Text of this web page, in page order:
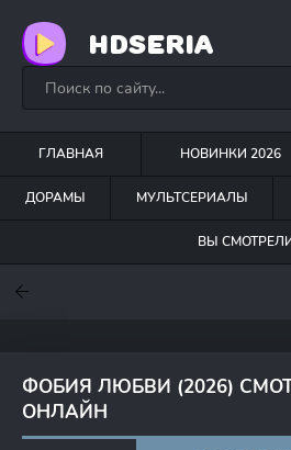
HDSERIA
ГЛАВНАЯ НОВИНКИ 2026
ДОРАМЫ МУЛЬТСЕРИАЛЫ
ВЫ
ФОБИЯ ЛЮБВИ (2026)
ОНЛАЙН